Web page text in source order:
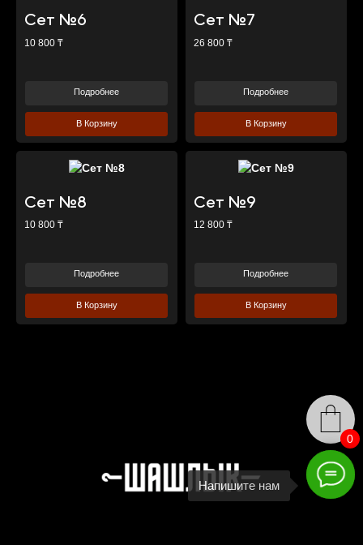
0
Сет №6
10 800 ₸
Подробнее
В Корзину
Сет №7
26 800 ₸
Подробнее
В Корзину
Сет №8
10 800 ₸
Подробнее
В Корзину
Сет №9
12 800 ₸
Подробнее
В Корзину
Напишите нам